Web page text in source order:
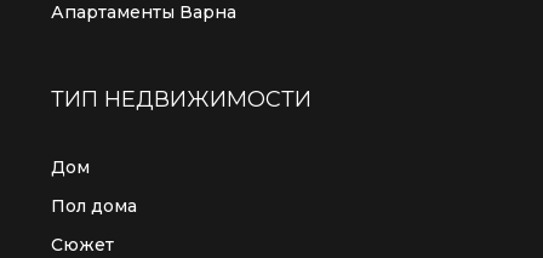
Апартаменты Варна
ТИП НЕДВИЖИМОСТИ
Дом
Пол дома
Сюжет